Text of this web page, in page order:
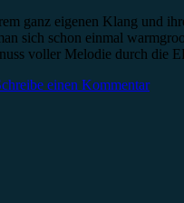
ganz eigenen Klang und
sich schon einmal
voller Melodie durch die
einen Kommentar